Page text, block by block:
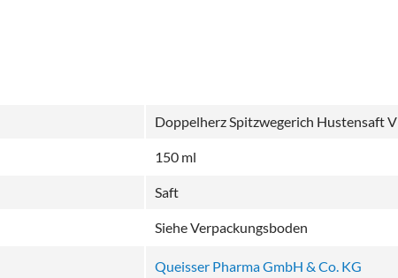
Doppelherz Spitzwegerich Hustensaft V
150 ml
Saft
Siehe Verpackungsboden
Queisser Pharma GmbH & Co. KG